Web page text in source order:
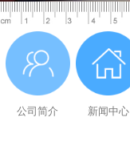
公司简介 新闻中心